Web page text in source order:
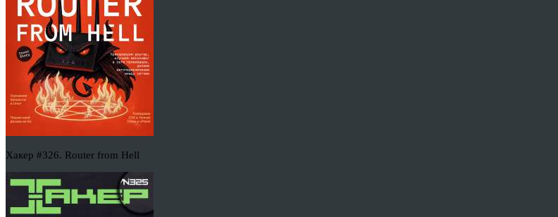
Хакер #326. Router from Hell